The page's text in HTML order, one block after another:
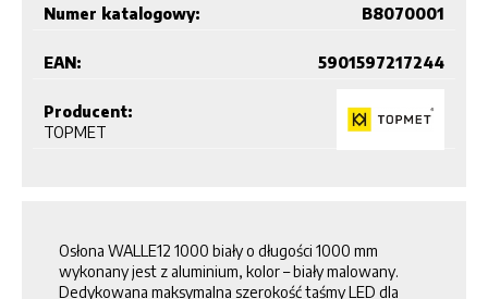
Numer katalogowy: B8070001
EAN: 5901597217244
Producent:
TOPMET
Osłona WALLE12 1000 biały o długości 1000 mm
wykonany jest z aluminium, kolor – biały malowany.
Dedykowana maksymalna szerokość taśmy LED dla